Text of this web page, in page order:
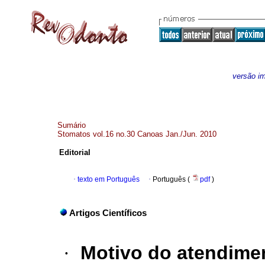
versão
Sumário
Stomatos vol.16 no.30 Canoas Jan./Jun. 2010
Editorial
· texto em Português · Português ( pdf)
Artigos Científicos
·
Motivo do